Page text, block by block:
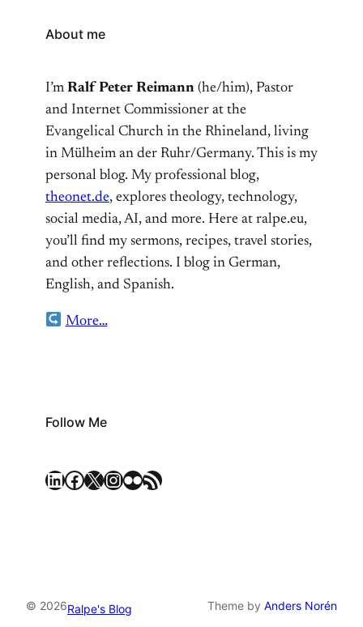
About me
I’m Ralf Peter Reimann (he/him), Pastor
and Internet Commissioner at the
Evangelical Church in the Rhineland, living
in Mülheim an der Ruhr/Germany. This is my
personal blog. My professional blog,
theonet.de, explores theology, technology,
social media, AI, and more. Here at ralpe.eu,
you’ll find my sermons, recipes, travel stories,
and other reflections. I blog in German,
English, and Spanish.
More…
Follow Me
LinkedIn Facebook X Instagram Flickr RSS Feed
© 2026Ralpe's Blog Theme by Anders Norén